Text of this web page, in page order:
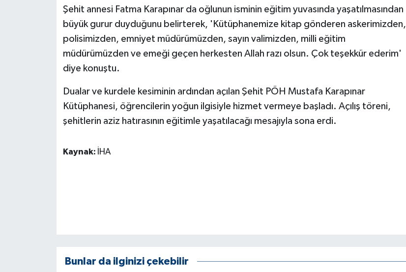
Şehit annesi Fatma Karapınar da oğlunun isminin eğitim yuvasında yaşatılmasından
büyük gurur duyduğunu belirterek, 'Kütüphanemize kitap gönderen askerimizden,
polisimizden, emniyet müdürümüzden, sayın valimizden, milli eğitim
müdürümüzden ve emeği geçen herkesten Allah razı olsun. Çok teşekkür ederim'
diye konuştu.
Dualar ve kurdele kesiminin ardından açılan Şehit PÖH Mustafa Karapınar
Kütüphanesi, öğrencilerin yoğun ilgisiyle hizmet vermeye başladı. Açılış töreni,
şehitlerin aziz hatırasının eğitimle yaşatılacağı mesajıyla sona erdi.
Kaynak: İHA
Bunlar da ilginizi çekebilir